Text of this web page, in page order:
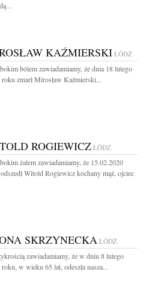
KAŹMIERSKI ŁÓDŹ
bólem zawiadamiamy, że dnia 18 lutego
zmarł Mirosław Kaźmierski...
ROGIEWICZŁÓDŹ
żalem zawiadamiamy, że 15.02.2020
Witold Rogiewicz kochany mąż, ojciec
SKRZYNECKA ŁÓDŹ
zawiadamiamy, że w dniu 8 lutego
w wieku 65 lat, odeszła nasza...